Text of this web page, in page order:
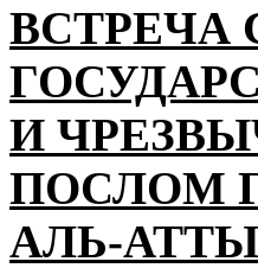
И
ПОСЛОМ
АЛЬ-